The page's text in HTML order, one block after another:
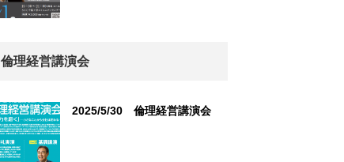
倫理経営講演会
2025/5/30 倫理経営講演会